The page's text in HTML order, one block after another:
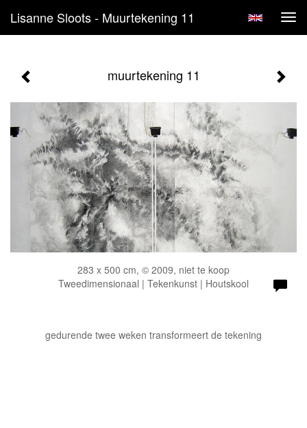
Lisanne Sloots - Muurtekening 11
muurtekening 11
283 x 500 cm, © 2009, niet te koop
Tweedimensionaal | Tekenkunst | Houtskool
gedurende twee weken transformeert de tekening